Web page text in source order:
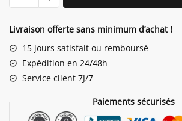
Lapin
Livraison offerte sans minimum d’achat !
15 jours satisfait ou remboursé
Expédition en 24/48h
Service client 7J/7
Paiements sécurisés